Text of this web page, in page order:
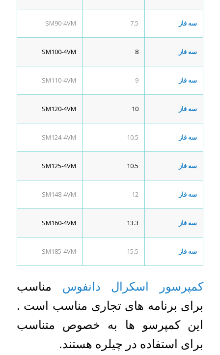
سه فاز 7.5
SM90-4VM
سه فاز 8
SM100-4VM
سه فاز 9
SM110-4VM
سه فاز 10
SM120-4VM
سه فاز 10.5
SM124-4VM
سه فاز 10.5
SM125-4VM
سه فاز 12
SM148-4VM
سه فاز 13.3
SM160-4VM
سه فاز 15.5
SM185-4VM
کمپرسور اسکرال دانفوس مناسب
برای برنامه های تجاری مناسب است .
این کمپرسو ها به خصوص متناسب
برای استفاده در چیلره هستند.